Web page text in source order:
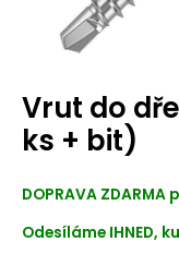
Vrut do
ks + bit)
DOPRAVA
Odesíláme IHNED,